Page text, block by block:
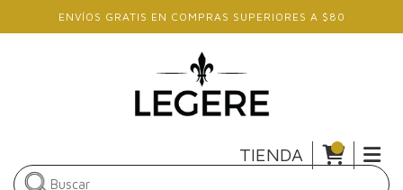
Skip to main content
ENVÍOS GRATIS EN COMPRAS SUPERIORES A $80
TIENDA